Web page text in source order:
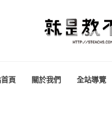
頁 關於我們 全站導覽